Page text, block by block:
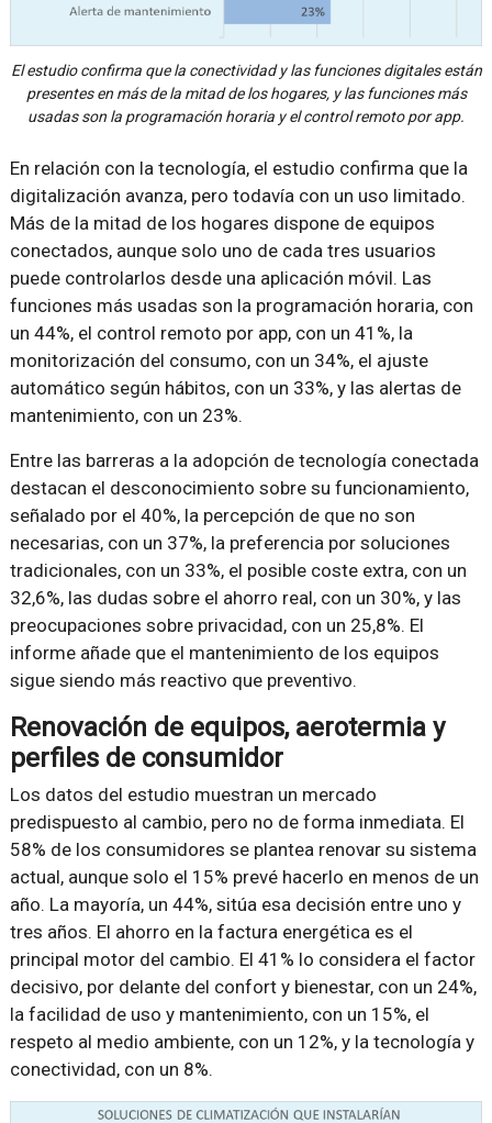
El estudio confirma que la conectividad y las funciones digitales están
presentes en más de la mitad de los hogares, y las funciones más
usadas son la programación horaria y el control remoto por app.
En relación con la tecnología, el estudio confirma que la
digitalización avanza, pero todavía con un uso limitado.
Más de la mitad de los hogares dispone de equipos
conectados, aunque solo uno de cada tres usuarios
puede controlarlos desde una aplicación móvil. Las
funciones más usadas son la programación horaria, con
un 44%, el control remoto por app, con un 41%, la
monitorización del consumo, con un 34%, el ajuste
automático según hábitos, con un 33%, y las alertas de
mantenimiento, con un 23%.
Entre las barreras a la adopción de tecnología conectada
destacan el desconocimiento sobre su funcionamiento,
señalado por el 40%, la percepción de que no son
necesarias, con un 37%, la preferencia por soluciones
tradicionales, con un 33%, el posible coste extra, con un
32,6%, las dudas sobre el ahorro real, con un 30%, y las
preocupaciones sobre privacidad, con un 25,8%. El
informe añade que el mantenimiento de los equipos
sigue siendo más reactivo que preventivo.
Renovación de equipos, aerotermia y
perfiles de consumidor
Los datos del estudio muestran un mercado
predispuesto al cambio, pero no de forma inmediata. El
58% de los consumidores se plantea renovar su sistema
actual, aunque solo el 15% prevé hacerlo en menos de un
año. La mayoría, un 44%, sitúa esa decisión entre uno y
tres años. El ahorro en la factura energética es el
principal motor del cambio. El 41% lo considera el factor
decisivo, por delante del confort y bienestar, con un 24%,
la facilidad de uso y mantenimiento, con un 15%, el
respeto al medio ambiente, con un 12%, y la tecnología y
conectividad, con un 8%.